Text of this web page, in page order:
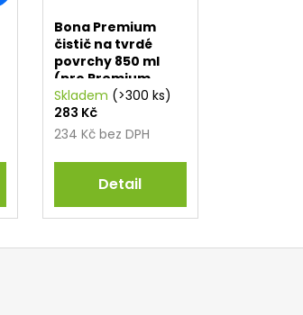
Bona Premium
čistič na tvrdé
povrchy 850 ml
(pro Premium
Spray mop)
Skladem (>300 ks)
234 Kč bez DPH
283 Kč
Detail